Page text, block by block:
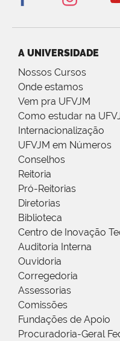
A UNIVERSIDADE
Nossos Cursos
Onde estamos
Vem pra UFVJM
Como estudar na
Internacionalização
UFVJM em Números
Conselhos
Reitoria
Pró-Reitorias
Diretorias
Biblioteca
Centro de Inovação
Auditoria Interna
Ouvidoria
Corregedoria
Assessorias
Comissões
Fundações de Apoio
Procuradoria-Geral